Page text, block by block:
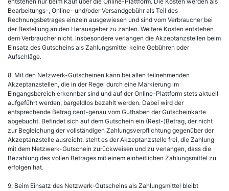
Bearbeitungs-, Online- und/oder Versandgebühr als Teil des
Rechnungsbetrages einzeln ausgewiesen und sind vom Verbraucher bei
der Bestellung an den Herausgeber zu zahlen. Weitere Kosten entstehen
dem Verbraucher nicht. Insbesondere verlangen die Akzeptanzstellen beim
Einsatz des Gutscheins als Zahlungsmittel keine Gebühren oder
Aufschläge.
8. Mit den Netzwerk-Gutscheinen kann bei allen teilnehmenden
Akzeptanzstellen, die in der Regel durch eine Markierung im
Eingangsbereich erkennbar sind und auf der Online-Plattform stets aktuell
aufgeführt werden, bargeldlos bezahlt werden. Dabei wird der
entsprechende Betrag cent-genau vom Guthaben der Gutscheinkarte
abgebucht. Befindet sich auf dem Gutschein ein (Rest-)Betrag, der nicht
zur Begleichung der vollständigen Zahlungsverpflichtung gegenüber der
Akzeptanzstelle ausreicht, steht es der Akzeptanzstelle frei, die Zahlung
mit dem Netzwerk-Gutschein zurückweisen und zu verlangen, dass die
Bezahlung des vollen Betrages mit einem einheitlichen Zahlungsmittel zu
erfolgen hat.
9. Beim Einsatz des Netzwerk-Gutscheins als Zahlungsmittel bleibt